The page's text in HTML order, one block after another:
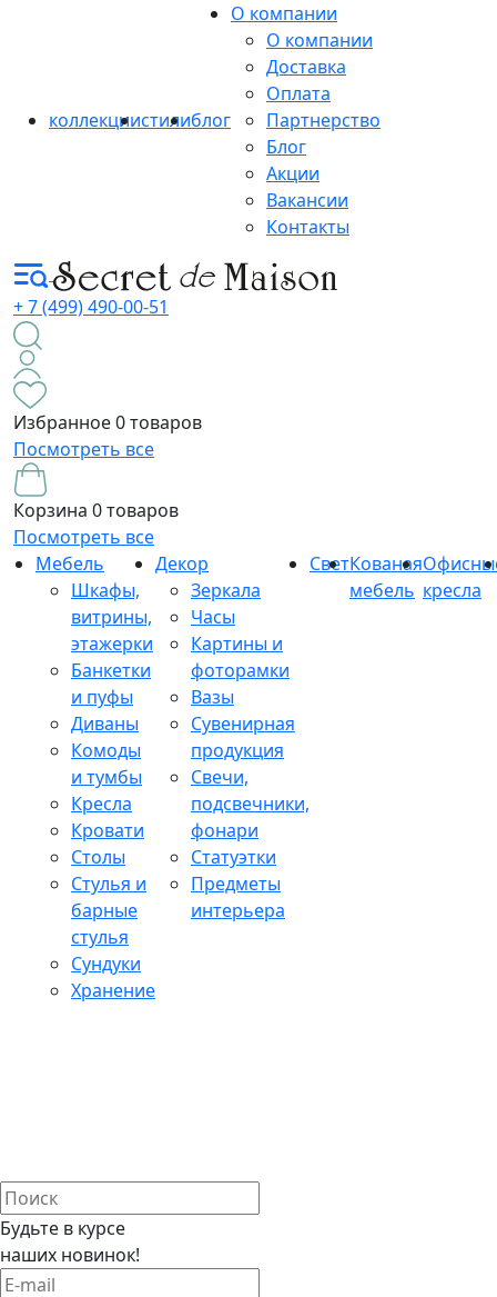
коллекциистилиблог
О компании
О компании
Доставка
Оплата
Партнерство
Блог
Акции
Вакансии
Контакты
+ 7 (499) 490-00-51
Избранное0 товаров
Посмотреть все
Корзина 0 товаров
Посмотреть все
Мебель
Шкафы,
витрины,
этажерки
Банкетки
и пуфы
Диваны
Комоды
и тумбы
Кресла
Кровати
Столы
Стулья и
барные
стулья
Сундуки
Хранение
Декор
Зеркала
Часы
Картины и
фоторамки
Вазы
Сувенирная
продукция
Свечи,
подсвечники,
фонари
Статуэтки
Предметы
интерьера
СветКованая
мебель кресла
Будьте в курсе
наших новинок!